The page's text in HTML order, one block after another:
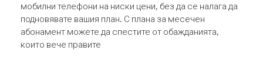
мобилни телефони на ниски цени, без да се налага да
подновявате вашия план. С плана за месечен
абонамент можете да спестите от обажданията,
които вече правите